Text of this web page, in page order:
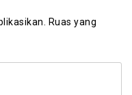
Ruas yang